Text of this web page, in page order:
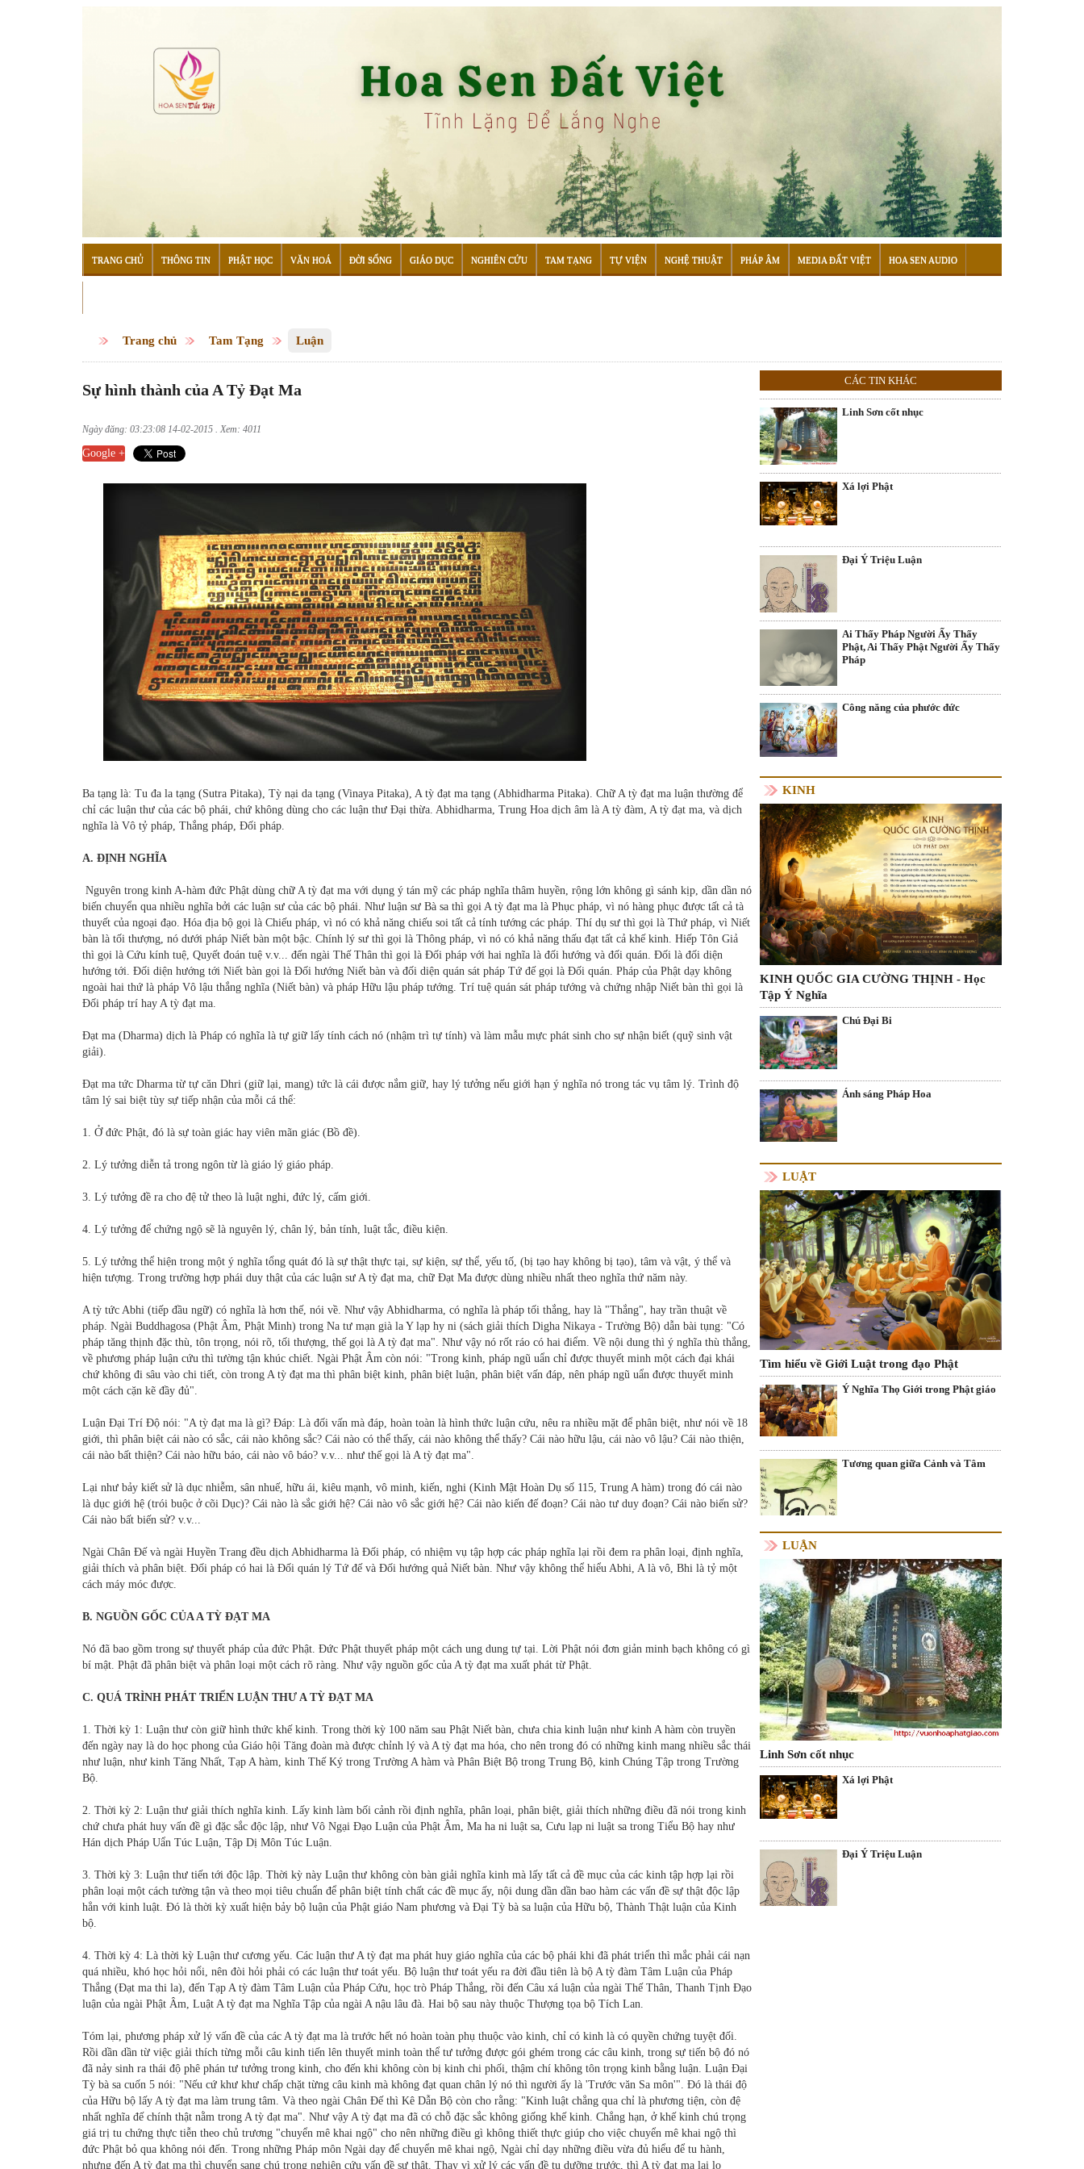
TRANG CHỦ THÔNG TIN PHẬT HỌC VĂN HOÁ ĐỜI SỐNG GIÁO DỤC NGHIÊN CỨU TAM TẠNG TỰ VIỆN NGHỆ THUẬT PHÁP ÂM MEDIA ĐẤT VIỆT HOA SEN AUDIO
Trang chủ Tam Tạng Luận
Sự hình thành của A Tỷ Đạt Ma
Ngày đăng: 03:23:08 14-02-2015 . Xem: 4011
Google +
Ba tạng là: Tu đa la tạng (Sutra Pitaka), Tỳ nại da tạng (Vinaya Pitaka), A tỳ đạt ma tạng (Abhidharma Pitaka). Chữ A tỳ đạt ma luận thường để
chỉ các luận thư của các bộ phái, chứ không dùng cho các luận thư Ðại thừa. Abhidharma, Trung Hoa dịch âm là A tỳ đàm, A tỳ đạt ma, và dịch
nghĩa là Vô tỷ pháp, Thắng pháp, Ðối pháp.
A. ÐỊNH NGHĨA
Nguyên trong kinh A-hàm đức Phật dùng chữ A tỳ đạt ma với dụng ý tán mỹ các pháp nghĩa thâm huyền, rộng lớn không gì sánh kịp, dần dần nó
biến chuyển qua nhiều nghĩa bởi các luận sư của các bộ phái. Như luận sư Bà sa thì gọi A tỳ đạt ma là Phục pháp, vì nó hàng phục được tất cả tà
thuyết của ngoại đạo. Hóa địa bộ gọi là Chiếu pháp, vì nó có khả năng chiếu soi tất cả tính tướng các pháp. Thí dụ sư thì gọi là Thứ pháp, vì Niết
bàn là tối thượng, nó dưới pháp Niết bàn một bậc. Chính lý sư thì gọi là Thông pháp, vì nó có khả năng thấu đạt tất cả khế kinh. Hiếp Tôn Giả
thì gọi là Cứu kính tuệ, Quyết đoán tuệ v.v... đến ngài Thế Thân thì gọi là Ðối pháp với hai nghĩa là đối hướng và đối quán. Ðối là đối diện
hướng tới. Ðối diện hướng tới Niết bàn gọi là Ðối hướng Niết bàn và đối diện quán sát pháp Tứ đế gọi là Ðối quán. Pháp của Phật dạy không
ngoài hai thứ là pháp Vô lậu thắng nghĩa (Niết bàn) và pháp Hữu lậu pháp tướng. Trí tuệ quán sát pháp tướng và chứng nhập Niết bàn thì gọi là
Ðối pháp trí hay A tỳ đạt ma.
Ðạt ma (Dharma) dịch là Pháp có nghĩa là tự giữ lấy tính cách nó (nhậm trì tự tính) và làm mẫu mực phát sinh cho sự nhận biết (quỹ sinh vật
giải).
Ðạt ma tức Dharma từ tự căn Dhri (giữ lại, mang) tức là cái được nắm giữ, hay lý tưởng nếu giới hạn ý nghĩa nó trong tác vụ tâm lý. Trình độ
tâm lý sai biệt tùy sự tiếp nhận của mỗi cá thể:
1. Ở đức Phật, đó là sự toàn giác hay viên mãn giác (Bồ đề).
2. Lý tưởng diễn tả trong ngôn từ là giáo lý giáo pháp.
3. Lý tưởng đề ra cho đệ tử theo là luật nghi, đức lý, cấm giới.
4. Lý tưởng để chứng ngộ sẽ là nguyên lý, chân lý, bản tính, luật tắc, điều kiện.
5. Lý tưởng thể hiện trong một ý nghĩa tổng quát đó là sự thật thực tại, sự kiện, sự thể, yếu tố, (bị tạo hay không bị tạo), tâm và vật, ý thể và
hiện tượng. Trong trường hợp phái duy thật của các luận sư A tỳ đạt ma, chữ Ðạt Ma được dùng nhiều nhất theo nghĩa thứ năm này.
A tỳ tức Abhi (tiếp đầu ngữ) có nghĩa là hơn thế, nói về. Như vậy Abhidharma, có nghĩa là pháp tối thắng, hay là "Thắng", hay trần thuật về
pháp. Ngài Buddhagosa (Phật Âm, Phật Minh) trong Na tư mạn già la Y lạp hy ni (sách giải thích Digha Nikaya - Trường Bộ) dẫn bài tụng: "Có
pháp tăng thịnh đặc thù, tôn trọng, nói rõ, tối thượng, thế gọi là A tỳ đạt ma". Như vậy nó rốt ráo có hai điểm. Về nội dung thì ý nghĩa thù thắng,
về phương pháp luận cứu thì tường tận khúc chiết. Ngài Phật Âm còn nói: "Trong kinh, pháp ngũ uẩn chỉ được thuyết minh một cách đại khái
chứ không đi sâu vào chi tiết, còn trong A tỳ đạt ma thì phân biệt kinh, phân biệt luận, phân biệt vấn đáp, nên pháp ngũ uẩn được thuyết minh
một cách cặn kẽ đầy đủ".
Luận Ðại Trí Ðộ nói: "A tỳ đạt ma là gì? Ðáp: Là đối vấn mà đáp, hoàn toàn là hình thức luận cứu, nêu ra nhiều mặt để phân biệt, như nói về 18
giới, thì phân biệt cái nào có sắc, cái nào không sắc? Cái nào có thể thấy, cái nào không thể thấy? Cái nào hữu lậu, cái nào vô lậu? Cái nào thiện,
cái nào bất thiện? Cái nào hữu báo, cái nào vô báo? v.v... như thế gọi là A tỳ đạt ma".
Lại như bảy kiết sử là dục nhiễm, sân nhuế, hữu ái, kiêu mạnh, vô minh, kiến, nghi (Kinh Mật Hoàn Dụ số 115, Trung A hàm) trong đó cái nào
là dục giới hệ (trói buộc ở cõi Dục)? Cái nào là sắc giới hệ? Cái nào vô sắc giới hệ? Cái nào kiến đế đoạn? Cái nào tư duy đoạn? Cái nào biến sử?
Cái nào bất biến sử? v.v...
Ngài Chân Ðế và ngài Huyền Trang đều dịch Abhidharma là Ðối pháp, có nhiệm vụ tập hợp các pháp nghĩa lại rồi đem ra phân loại, định nghĩa,
giải thích và phân biệt. Ðối pháp có hai là Ðối quán lý Tứ đế và Ðối hướng quả Niết bàn. Như vậy không thể hiểu Abhi, A là vô, Bhi là tỷ một
cách máy móc được.
B. NGUỒN GỐC CỦA A TỲ ÐẠT MA
Nó đã bao gồm trong sự thuyết pháp của đức Phật. Ðức Phật thuyết pháp một cách ung dung tự tại. Lời Phật nói đơn giản minh bạch không có gì
bí mật. Phật đã phân biệt và phân loại một cách rõ ràng. Như vậy nguồn gốc của A tỳ đạt ma xuất phát từ Phật.
C. QUÁ TRÌNH PHÁT TRIỂN LUẬN THƯ A TỲ ÐẠT MA
1. Thời kỳ 1: Luận thư còn giữ hình thức khế kinh. Trong thời kỳ 100 năm sau Phật Niết bàn, chưa chia kinh luận như kinh A hàm còn truyền
đến ngày nay là do học phong của Giáo hội Tăng đoàn mà được chỉnh lý và A tỳ đạt ma hóa, cho nên trong đó có những kinh mang nhiều sắc thái
như luận, như kinh Tăng Nhất, Tạp A hàm, kinh Thế Ký trong Trường A hàm và Phân Biệt Bộ trong Trung Bộ, kinh Chúng Tập trong Trường
Bộ.
2. Thời kỳ 2: Luận thư giải thích nghĩa kinh. Lấy kinh làm bối cảnh rồi định nghĩa, phân loại, phân biệt, giải thích những điều đã nói trong kinh
chứ chưa phát huy vấn đề gì đặc sắc độc lập, như Vô Ngại Ðạo Luận của Phật Âm, Ma ha ni luật sa, Cưu lạp ni luật sa trong Tiểu Bộ hay như
Hán dịch Pháp Uẩn Túc Luận, Tập Dị Môn Túc Luận.
3. Thời kỳ 3: Luận thư tiến tới độc lập. Thời kỳ này Luận thư không còn bàn giải nghĩa kinh mà lấy tất cả đề mục của các kinh tập hợp lại rồi
phân loại một cách tường tận và theo mọi tiêu chuẩn để phân biệt tính chất các đề mục ấy, nội dung dần dần bao hàm các vấn đề sự thật độc lập
hẳn với kinh luật. Ðó là thời kỳ xuất hiện bảy bộ luận của Phật giáo Nam phương và Ðại Tỳ bà sa luận của Hữu bộ, Thành Thật luận của Kinh
bộ.
4. Thời kỳ 4: Là thời kỳ Luận thư cương yếu. Các luận thư A tỳ đạt ma phát huy giáo nghĩa của các bộ phái khi đã phát triển thì mắc phải cái nạn
quá nhiều, khó học hỏi nổi, nên đòi hỏi phải có các luận thư toát yếu. Bộ luận thư toát yếu ra đời đầu tiên là bộ A tỳ đàm Tâm Luận của Pháp
Thắng (Ðạt ma thi la), đến Tạp A tỳ đàm Tâm Luận của Pháp Cứu, học trò Pháp Thắng, rồi đến Câu xá luận của ngài Thế Thân, Thanh Tịnh Ðạo
luận của ngài Phật Âm, Luật A tỳ đạt ma Nghĩa Tập của ngài A nậu lâu đà. Hai bộ sau này thuộc Thượng tọa bộ Tích Lan.
Tóm lại, phương pháp xử lý vấn đề của các A tỳ đạt ma là trước hết nó hoàn toàn phụ thuộc vào kinh, chỉ có kinh là có quyền chứng tuyệt đối.
Rồi dần dần từ việc giải thích từng mỗi câu kinh tiến lên thuyết minh toàn thể tư tưởng được gói ghém trong các câu kinh, trong sự tiến bộ đó nó
đã nảy sinh ra thái độ phê phán tư tưởng trong kinh, cho đến khi không còn bị kinh chi phối, thậm chí không tôn trọng kinh bằng luận. Luận Ðại
Tỳ bà sa cuốn 5 nói: "Nếu cứ khư khư chấp chặt từng câu kinh mà không đạt quan chân lý nó thì người ấy là 'Trước văn Sa môn'". Ðó là thái độ
của Hữu bộ lấy A tỳ đạt ma làm trung tâm. Và theo ngài Chân Ðế thì Kê Dẫn Bộ còn cho rằng: "Kinh luật chẳng qua chỉ là phương tiện, còn đệ
nhất nghĩa đế chính thật nằm trong A tỳ đạt ma". Như vậy A tỳ đạt ma đã có chỗ đặc sắc không giống khế kinh. Chẳng hạn, ở khế kinh chú trọng
giá trị tu chứng thực tiễn theo chủ trương "chuyển mê khai ngộ" cho nên những điều gì không thiết thực giúp cho việc chuyển mê khai ngộ thì
đức Phật bỏ qua không nói đến. Trong những Pháp môn Ngài dạy để chuyển mê khai ngộ, Ngài chỉ dạy những điều vừa đủ hiểu để tu hành,
nhưng đến A tỳ đạt ma thì chuyển sang chú trọng nghiên cứu vấn đề sự thật. Thay vì xử lý các vấn đề tu dưỡng trước, thì A tỳ đạt ma lại lo
CÁC TIN KHÁC
Linh Sơn cốt nhục
Xá lợi Phật
Ðại Ý Triệu Luận
Ai Thấy Pháp Người Ấy Thấy
Phật, Ai Thấy Phật Người Ấy Thấy
Pháp
Công năng của phước đức
KINH
KINH QUỐC GIA CƯỜNG THỊNH - Học
Tập Ý Nghĩa
Chú Đại Bi
Ánh sáng Pháp Hoa
LUẬT
Tìm hiểu về Giới Luật trong đạo Phật
Ý Nghĩa Thọ Giới trong Phật giáo
Tương quan giữa Cảnh và Tâm
LUẬN
Linh Sơn cốt nhục
Xá lợi Phật
Ðại Ý Triệu Luận